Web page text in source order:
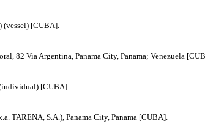
(vessel) [CUBA].
82 Via Argentina, Panama City, Panama; Venezuela
[CUBA].
TARENA, S.A.), Panama City, Panama [CUBA].